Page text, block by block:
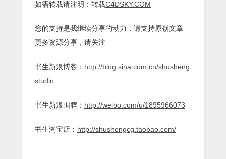
如需转载请注明：转载C4DSKY.COM
您的支持是我继续分享的动力，请支持原创文章
更多资源分享，请关注
书生新浪博客： http://blog.sina.com.cn/shusheng
studio
书生新浪围脖： http://weibo.com/u/1895966073
书生淘宝店： http://shushengcg.taobao.com/